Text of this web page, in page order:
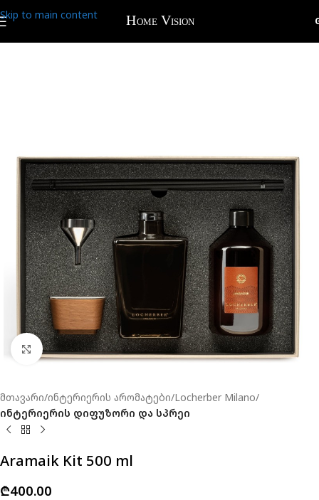
Skip to main content
Click to enlarge
მთავარი ინტერიერის არომატები Locherber Milano
ინტერიერის დიფუზორი და სპრეი
Aramaik Kit 500 ml
₾400.00